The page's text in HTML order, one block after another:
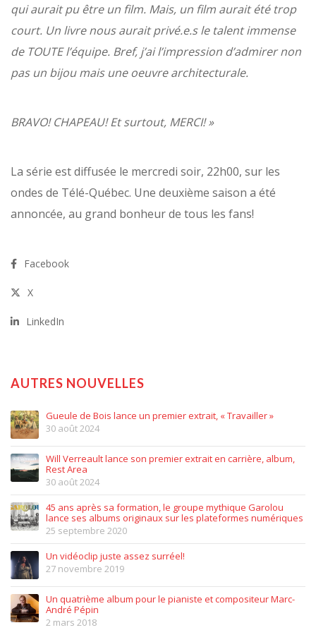
qui aurait pu être un film. Mais, un film aurait été trop
court. Un livre nous aurait privé.e.s le talent immense
de TOUTE l’équipe. Bref, j’ai l’impression d’admirer non
pas un bijou mais une oeuvre architecturale.
BRAVO! CHAPEAU! Et surtout, MERCI! »
La série est diffusée le mercredi soir, 22h00, sur les
ondes de Télé-Québec. Une deuxième saison a été
annoncée, au grand bonheur de tous les fans!
Facebook
X
LinkedIn
AUTRES NOUVELLES
Gueule de Bois lance un premier extrait, « Travailler »
30 août 2024
Will Verreault lance son premier extrait en carrière, album,
Rest Area
30 août 2024
45 ans après sa formation, le groupe mythique Garolou
lance ses albums originaux sur les plateformes numériques
25 septembre 2020
Un vidéoclip juste assez surréel!
27 novembre 2019
Un quatrième album pour le pianiste et compositeur Marc-
André Pépin
2 mars 2018